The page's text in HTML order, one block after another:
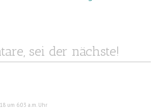
sei der nächste!
um 6:03 a.m. Uhr